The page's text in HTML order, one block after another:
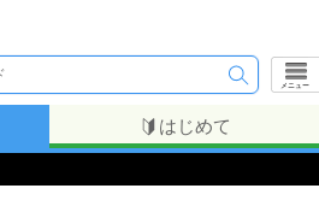
メニュー
はじめて